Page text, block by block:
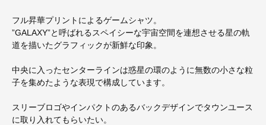
フル昇華プリントによるゲームシャツ。
”GALAXY”と呼ばれるスペイシーな宇宙空間を連想させる星の軌
道を描いたグラフィックが新鮮な印象。
中央に入ったセンターラインは惑星の環のように無数の小さな粒
子を集めたような表現で構成しています。
スリーブロゴやインパクトのあるバックデザインでタウンユース
に取り入れてもらいたい。